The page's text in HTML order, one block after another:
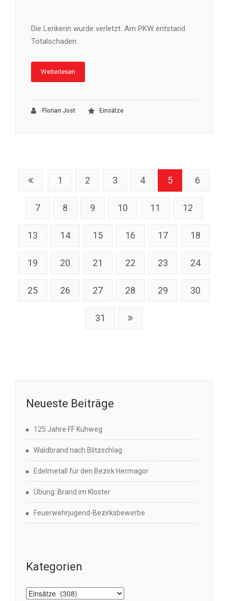
Die Lenkerin wurde verletzt. Am PKW entstand
Totalschaden.
Weiterlesen
Florian Jost Einsätze
1 2 3 4 5 6
7 8 9 10 11 12
13 14 15 16 17 18
19 20 21 22 23 24
25 26 27 28 29 30
31
Neueste Beiträge
125 Jahre FF Kühweg
Waldbrand nach Blitzschlag
Edelmetall für den Bezirk Hermagor
Übung: Brand im Kloster
Feuerwehrjugend-Bezirksbewerbe
Kategorien
Kategorien